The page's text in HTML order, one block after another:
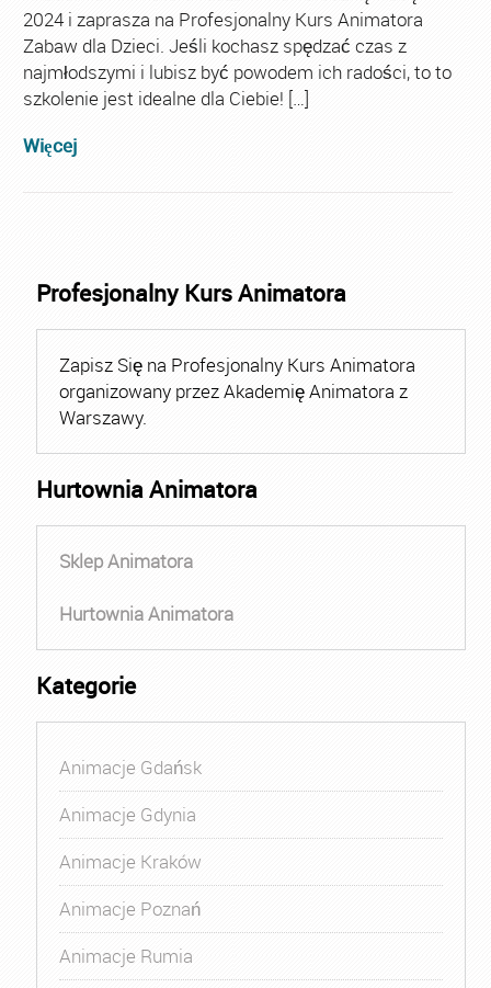
2024 i zaprasza na Profesjonalny Kurs Animatora
Zabaw dla Dzieci. Jeśli kochasz spędzać czas z
najmłodszymi i lubisz być powodem ich radości, to to
szkolenie jest idealne dla Ciebie! […]
Więcej
Profesjonalny Kurs Animatora
Zapisz Się na Profesjonalny Kurs Animatora
organizowany przez Akademię Animatora z
Warszawy.
Hurtownia Animatora
Sklep Animatora
Hurtownia Animatora
Kategorie
Animacje Gdańsk
Animacje Gdynia
Animacje Kraków
Animacje Poznań
Animacje Rumia